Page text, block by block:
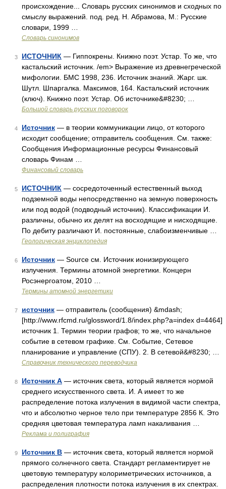
происхождение... Словарь русских синонимов и сходных по
смыслу выражений. под. ред. Н. Абрамова, М.: Русские
словари, 1999 …
Словарь синонимов
3 ИСТОЧНИК — Гиппокрены. Книжно поэт. Устар. То же, что
кастальский источник. /em> Выражение из древнегреческой
мифологии. БМС 1998, 236. Источник знаний. Жарг. шк.
Шутл. Шпаргалка. Максимов, 164. Кастальский источник
(ключ). Книжно поэт. Устар. Об источнике&#8230; …
Большой словарь русских поговорок
4 Источник — в теории коммуникации лицо, от которого
исходит сообщение; отправитель сообщения. См. также:
Сообщения Информационные ресурсы Финансовый
словарь Финам …
Финансовый словарь
5 ИСТОЧНИК — сосредоточенный естественный выход
подземной воды непосредственно на земную поверхность
или под водой (подводный источник). Классификации И.
различны, обычно их делят на восходящие и нисходящие.
По дебиту различают И. постоянные, слабоизменчивые …
Геологическая энциклопедия
6 Источник — Source см. Источник ионизирующего
излучения. Термины атомной энергетики. Концерн
Росэнергоатом, 2010 …
Термины атомной энергетики
7 источник — отправитель (сообщения) &mdash;
[http://www.rfcmd.ru/glossword/1.8/index.php?a=index d=4464]
источник 1. Термин теории графов; то же, что начальное
событие в сетевом графике. См. Событие, Сетевое
планирование и управление (СПУ). 2. В сетевой&#8230; …
Справочник технического переводчика
8 Источник А — источник света, который является нормой
среднего искусственного света. И. А имеет то же
распределение потока излучения в видимой части спектра,
что и абсолютно черное тело при температуре 2856 К. Это
средняя цветовая температура ламп накаливания …
Реклама и полиграфия
9 Источник В — источник света, который является нормой
прямого солнечного света. Стандарт регламентирует не
цветовую температуру колориметрических источников, а
распределения плотности потока излучения в их спектрах.